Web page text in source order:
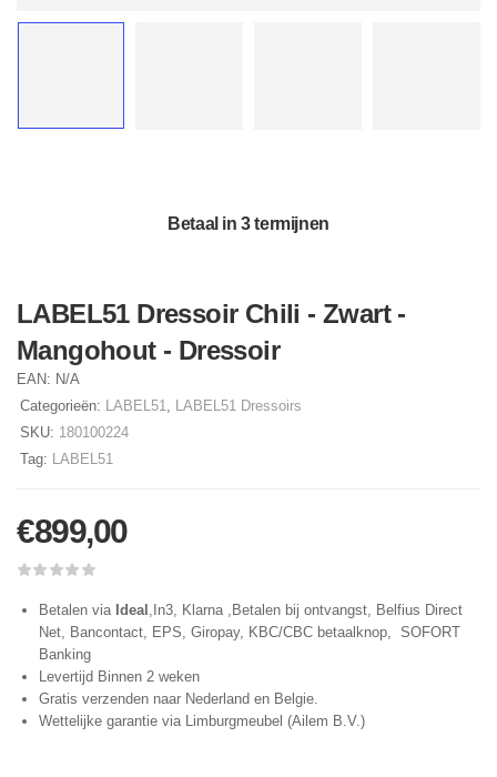
Betaal in 3 termijnen
LABEL51 Dressoir Chili - Zwart -
Mangohout - Dressoir
EAN: N/A
Categorieën:
LABEL51
LABEL51 Dressoirs
SKU: 180100224
Tag:
LABEL51
€899,00
Betalen via Ideal
,In3, Klarna ,Betalen bij ontvangst, Belfius Direct
Net, Bancontact, EPS, Giropay, KBC/CBC betaalknop, SOFORT
Banking
Levertijd Binnen 2 weken
Gratis verzenden naar Nederland en Belgie.
Wettelijke garantie via Limburgmeubel (Ailem B.V.)